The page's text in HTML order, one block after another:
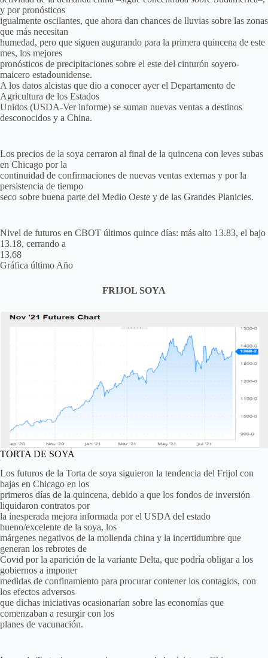
y por pronósticos
igualmente oscilantes, que ahora dan chances de lluvias sobre las zonas
que más necesitan
humedad, pero que siguen augurando para la primera quincena de este
mes, los mejores
pronósticos de precipitaciones sobre el este del cinturón soyero-
maicero estadounidense.
A los datos alcistas que dio a conocer ayer el Departamento de
Agricultura de los Estados
Unidos (USDA-Ver informe) se suman nuevas ventas a destinos
desconocidos y a China.
Los precios de la soya cerraron al final de la quincena con leves subas
en Chicago por la
continuidad de confirmaciones de nuevas ventas externas y por la
persistencia de tiempo
seco sobre buena parte del Medio Oeste y de las Grandes Planicies.
Nivel de futuros en CBOT últimos quince días: más alto 13.83, el bajo
13.18, cerrando a
13.68
Gráfica último Año
FRIJOL SOYA
TORTA DE SOYA
Los futuros de la Torta de soya siguieron la tendencia del Frijol con
bajas en Chicago en los
primeros días de la quincena, debido a que los fondos de inversión
liquidaron contratos por
la inesperada mejora informada por el USDA del estado
bueno/excelente de la soya, los
márgenes negativos de la molienda china y la incertidumbre que
generan los rebrotes de
Covid por la aparición de la variante Delta, que podría obligar a los
gobiernos a imponer
medidas de confinamiento para procurar contener los contagios, con
los efectos adversos
que dichas iniciativas ocasionarían sobre las economías que
comenzaban a resurgir con los
planes de vacunación.